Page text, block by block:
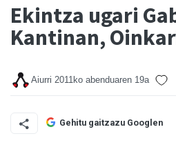
Ekintza ugari
Kantinan,
Aiurri 2011ko abenduaren 19a
Gehitu gaitzazu Googlen